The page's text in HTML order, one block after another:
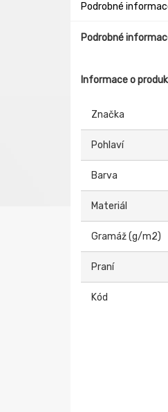
Podrobné
Podrobné
Informace o
Značka
Pohlaví
Barva
Materiál
Gramáž (g/m2)
Praní
Kód